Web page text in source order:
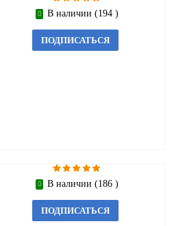
В наличии (194 )
ПОДПИСАТЬСЯ
В наличии (186 )
ПОДПИСАТЬСЯ